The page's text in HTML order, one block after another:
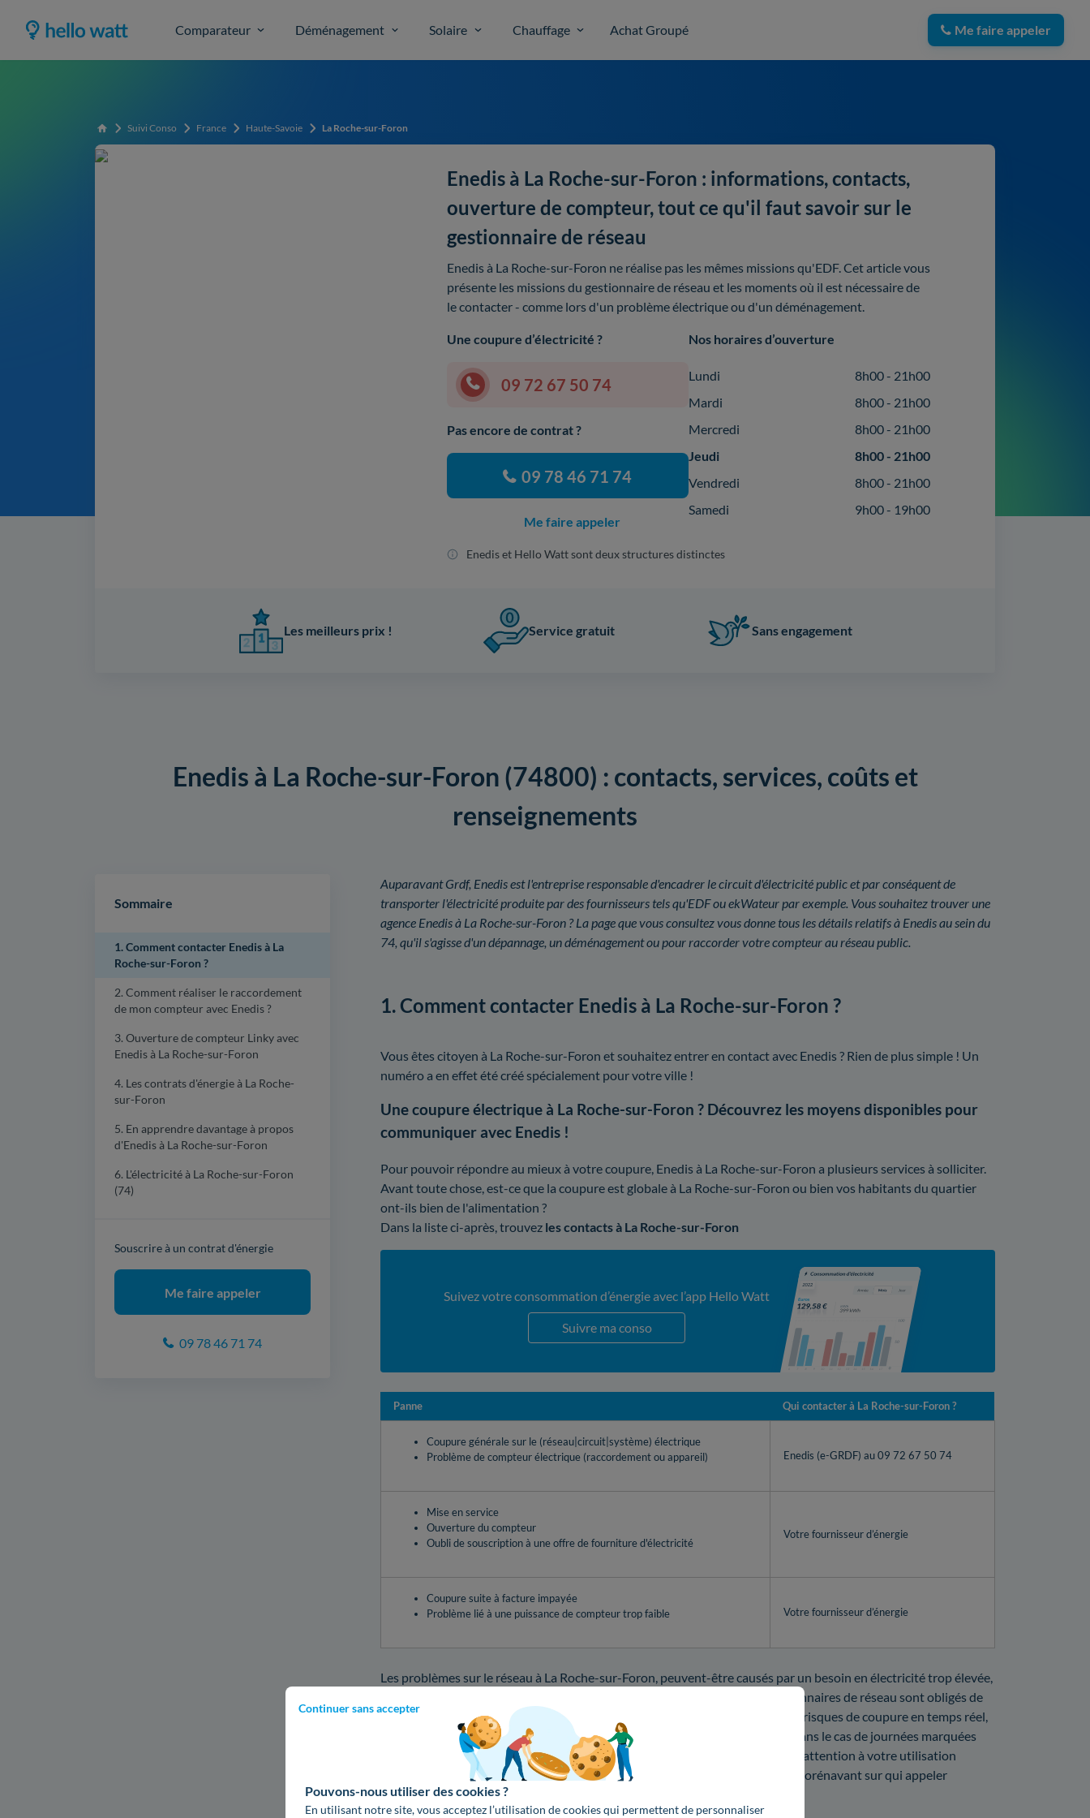
Comparateur Déménagement Solaire Chauffage Achat Groupé Me faire appeler
Continuer sans accepter
Pouvons-nous utiliser des cookies ?
En utilisant notre site, vous acceptez l’utilisation de cookies qui permettent de personnaliser
Accueil Suivi Conso France Haute-Savoie La Roche-sur-Foron
Enedis à La Roche-sur-Foron : informations, contacts,
ouverture de compteur, tout ce qu'il faut savoir sur le
gestionnaire de réseau
Enedis à La Roche-sur-Foron ne réalise pas les mêmes missions qu'EDF. Cet article vous
présente les missions du gestionnaire de réseau et les moments où il est nécessaire de
le contacter - comme lors d'un problème électrique ou d'un déménagement.
Une coupure d’électricité ?
09 72 67 50 74
Pas encore de contrat ?
09 78 46 71 74
Me faire appeler
Nos horaires d’ouverture
Lundi
8h00 - 21h00
Mardi
8h00 - 21h00
Mercredi
8h00 - 21h00
Jeudi
8h00 - 21h00
Vendredi
8h00 - 21h00
Samedi
9h00 - 19h00
Enedis et Hello Watt sont deux structures distinctes
Les meilleurs prix ! Service gratuit Sans engagement
Enedis à La Roche-sur-Foron (74800) : contacts, services, coûts et
renseignements
Sommaire
1. Comment contacter Enedis à La
Roche-sur-Foron ?
2. Comment réaliser le raccordement
de mon compteur avec Enedis ?
3. Ouverture de compteur Linky avec
Enedis à La Roche-sur-Foron
4. Les contrats d'énergie à La Roche-
sur-Foron
5. En apprendre davantage à propos
d'Enedis à La Roche-sur-Foron
6. L'électricité à La Roche-sur-Foron
(74)
Souscrire à un contrat d'énergie
Me faire appeler
09 78 46 71 74
Auparavant Grdf, Enedis est l'entreprise responsable d'encadrer le circuit d'électricité public et par conséquent de
transporter l'électricité produite par des fournisseurs tels qu'EDF ou ekWateur par exemple. Vous souhaitez trouver une
agence Enedis à La Roche-sur-Foron ? La page que vous consultez vous donne tous les détails relatifs à Enedis au sein du
74, qu'il s'agisse d'un dépannage, un déménagement ou pour raccorder votre compteur au réseau public.
1. Comment contacter Enedis à La Roche-sur-Foron ?
Vous êtes citoyen à La Roche-sur-Foron et souhaitez entrer en contact avec Enedis ? Rien de plus simple ! Un
numéro a en effet été créé spécialement pour votre ville !
Une coupure électrique à La Roche-sur-Foron ? Découvrez les moyens disponibles pour
communiquer avec Enedis !
Pour pouvoir répondre au mieux à votre coupure, Enedis à La Roche-sur-Foron a plusieurs services à solliciter.
Avant toute chose, est-ce que la coupure est globale à La Roche-sur-Foron ou bien vos habitants du quartier
ont-ils bien de l'alimentation ?
Dans la liste ci-après, trouvez les contacts à La Roche-sur-Foron
Suivez votre consommation d’énergie avec l’app Hello Watt
Suivre ma conso
Panne Qui contacter à La Roche-sur-Foron ?
Coupure générale sur le (réseau|circuit|système) électrique
Problème de compteur électrique (raccordement ou appareil)
Enedis (e-GRDF) au 09 72 67 50 74
Mise en service
Ouverture du compteur
Oubli de souscription à une offre de fourniture d'électricité
Votre fournisseur d’énergie
Coupure suite à facture impayée
Problème lié à une puissance de compteur trop faible
Votre fournisseur d’énergie
Les problèmes sur le réseau à La Roche-sur-Foron, peuvent-être causés par un besoin en électricité trop élevée,
alors que les quantités d'électricité disponibles sont trop limitées. Les gestionnaires de réseau sont obligés de
couper le courant. Pour vous tenir au courant des délestages d'Enedis et des risques de coupure en temps réel,
vous pouvez télécharger l'application Ecowatt conçue par l'Ademe et RTE. Dans le cas de journées marquées
par un risque élevé ou marquées par un risque modéré, n'oubliez pas de faire attention à votre utilisation
d'électricité pour échapper à une interruption d'électricité !Vous savez tout dorénavant sur qui appeler
losqu'une panne électrique survient.